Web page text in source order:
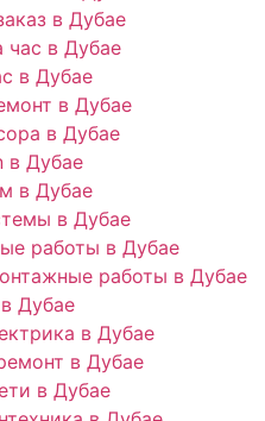
в Дубае
час в Дубае
в Дубае
в Дубае
в Дубае
в Дубае
в Дубае
в Дубае
работы в Дубае
работы в Дубае
Дубае
в Дубае
в Дубае
в Дубае